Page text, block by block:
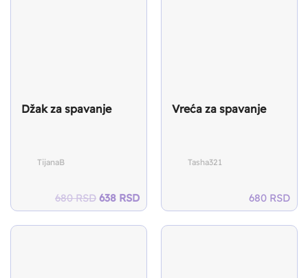
Džak za spavanje
TijanaB
680RSD Original
price
was:
638 RSDCurrent
price
is:
Vreća za spavanje
Tasha321
680 RSD